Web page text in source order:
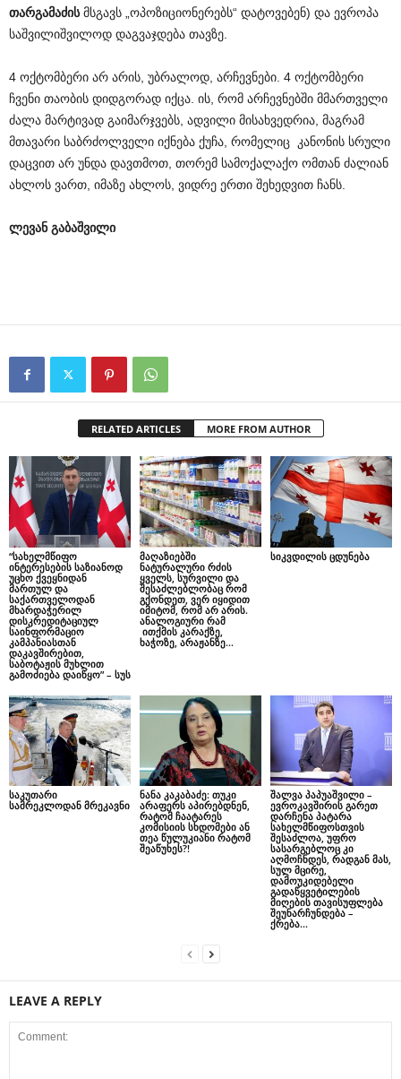
თარგამაძისმსგავს „ოპოზიციონერებს“ დატოვებენ) და ევროპა
საშვილიშვილოდ დაგვაჯდება თავზე.
4 ოქტომბერი არ არის, უბრალოდ, არჩევნები. 4 ოქტომბერი
ჩვენი თაობის დიდგორად იქცა. ის, რომ არჩევნებში მმართველი
ძალა მარტივად გაიმარჯვებს, ადვილი მისახვედრია, მაგრამ
მთავარი საბრძოლველი იქნება ქუჩა, რომელიც კანონის სრული
დაცვით არ უნდა დავთმოთ, თორემ სამოქალაქო ომთან ძალიან
ახლოს ვართ, იმაზე ახლოს, ვიდრე ერთი შეხედვით ჩანს.
ლევან გაბაშვილი
RELATED ARTICLES MORE FROM AUTHOR
“სახელმწიფო
ინტერესების საზიანოდ
უცხო ქვეყნიდან
მართულ და
საქართველოდან
მხარდაჭერილ
დისკრედიტაციულ
საინფორმაციო
კამპანიასთან
დაკავშირებით,
საბოტაჟის მუხლით
გამოძიება დაიწყო” – სუს
მაღაზიებში
ნატურალური რძის
ყველს, სურვილი და
შესაძლებლობაც რომ
გქონდეთ, ვერ იყიდით
იმიტომ, რომ არ არის.
ანალოგიური რამ
ითქმის კარაქზე,
ხაჭოზე, არაჟანზე…
სიკვდილის ცდუნება
საკუთარი
სამრეკლოდან მრეკავნი
ნანა კაკაბაძე: თუკი
არაფერს აპირებდნენ,
რატომ ჩაატარეს
კომისიის სხდომები ან
თეა წულუკიანი რატომ
შეაწუხეს?!
შალვა პაპუაშვილი –
ევროკავშირის გარეთ
დარჩენა პატარა
სახელმწიფოსთვის
შესაძლოა, უფრო
სასარგებლოც კი
აღმოჩნდეს, რადგან მას,
სულ მცირე,
დამოუკიდებელი
გადაწყვეტილების
მიღების თავისუფლება
შეუნარჩუნდება –
ქრება...
LEAVE A REPLY